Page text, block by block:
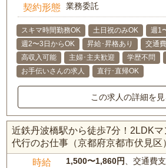
契約形態 業務委託
スキマ時間勤務OK 土日祝のみOK
週1
週2〜3日からOK
昇給･昇格あり 交通
高収入可能
主婦･主夫歓迎 学歴不問
お手伝いさんの求人
直行･直帰OK
この求人の詳細を見
近鉄丹波橋駅から徒歩7分！2LDK
代行のお仕事（京都府京都市伏見区
時給 1,500〜1,860円 、交通費